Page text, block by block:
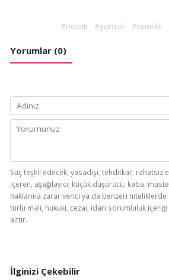
#necati #yumuk #emekli
Yorumlar (0)
Suç teşkil edecek, yasadışı, tehditkar, rahatsız
içeren, aşağılayıcı, küçük düşürücü, kaba,
haklarına zarar verici ya da benzeri
türlü mali, hukuki, cezai, idari sorumluluk içeriği
aittir.
İlginizi Çekebilir